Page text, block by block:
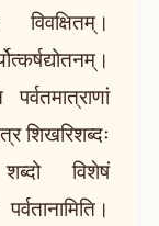
विवक्षितम्।
शिखरिशब्दः
शब्दो विशेषं